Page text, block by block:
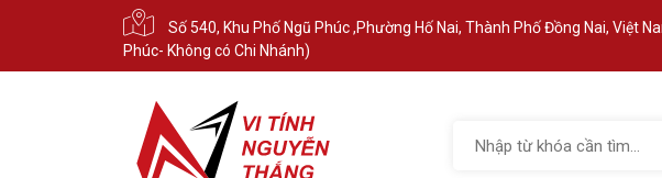
Số 540, Khu Phố Ngũ Phúc ,Phường Hố Nai, Thành Phố Đồng Nai, Việt
Phúc- Không có Chi Nhánh)